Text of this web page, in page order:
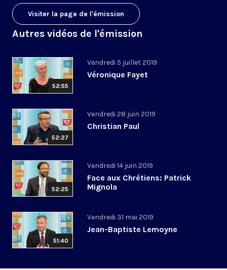
Visiter la page de l'émission
Autres vidéos de l'émission
52:55
Vendredi 5 juillet 2019
Véronique Fayet
52:27
Vendredi 28 juin 2019
Christian Paul
52:25
Vendredi 14 juin 2019
Face aux Chrétiens: Patrick
Mignola
51:40
Vendredi 31 mai 2019
Jean-Baptiste Lemoyne